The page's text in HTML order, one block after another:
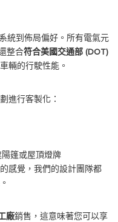
統到佈局偏好。所有電氣元
整合符合美國交通部 (DOT)
輛的行駛性能。
進行客製化：
篷或屋頂燈牌
感覺，我們的設計團隊都
廠銷售，這意味著您可以享